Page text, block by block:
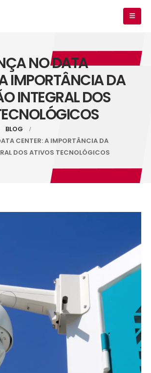
NO DATA
IMPORTÂNCIA DA
INTEGRAL DOS
BLOG
CENTER: A IMPORTÂNCIA DA
DOS ATIVOS TECNOLÓGICOS